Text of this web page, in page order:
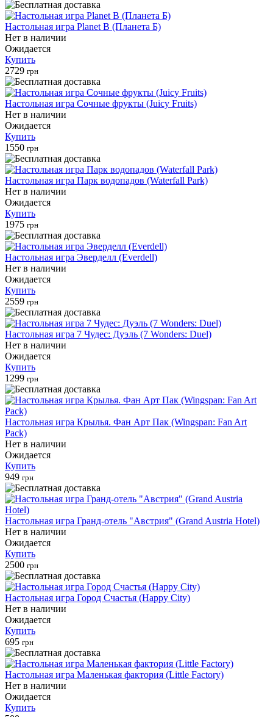
Настольная игра Planet B (Планета Б)
Нет в наличии
Ожидается
Купить
2729 грн
Настольная игра Сочные фрукты (Juicy Fruits)
Нет в наличии
Ожидается
Купить
1550 грн
Настольная игра Парк водопадов (Waterfall Park)
Нет в наличии
Ожидается
Купить
1975 грн
Настольная игра Эверделл (Everdell)
Нет в наличии
Ожидается
Купить
2559 грн
Настольная игра 7 Чудес: Дуэль (7 Wonders: Duel)
Нет в наличии
Ожидается
Купить
1299 грн
Настольная игра Крылья. Фан Арт Пак (Wingspan: Fan Art
Pack)
Нет в наличии
Ожидается
Купить
949 грн
Настольная игра Гранд-отель "Австрия" (Grand Austria Hotel)
Нет в наличии
Ожидается
Купить
2500 грн
Настольная игра Город Счастья (Happy City)
Нет в наличии
Ожидается
Купить
695 грн
Настольная игра Маленькая фактория (Little Factory)
Нет в наличии
Ожидается
Купить